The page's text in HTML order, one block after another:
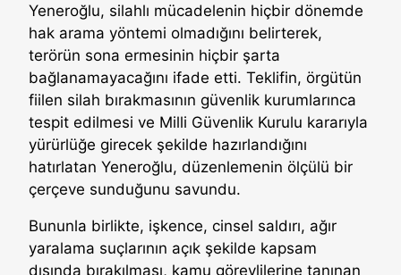
Yeneroğlu, silahlı mücadelenin hiçbir dönemde
hak arama yöntemi olmadığını belirterek,
terörün sona ermesinin hiçbir şarta
bağlanamayacağını ifade etti. Teklifin, örgütün
fiilen silah bırakmasının güvenlik kurumlarınca
tespit edilmesi ve Milli Güvenlik Kurulu kararıyla
yürürlüğe girecek şekilde hazırlandığını
hatırlatan Yeneroğlu, düzenlemenin ölçülü bir
çerçeve sunduğunu savundu.
Bununla birlikte, işkence, cinsel saldırı, ağır
yaralama suçlarının açık şekilde kapsam
dışında bırakılması, kamu görevlilerine tanınan